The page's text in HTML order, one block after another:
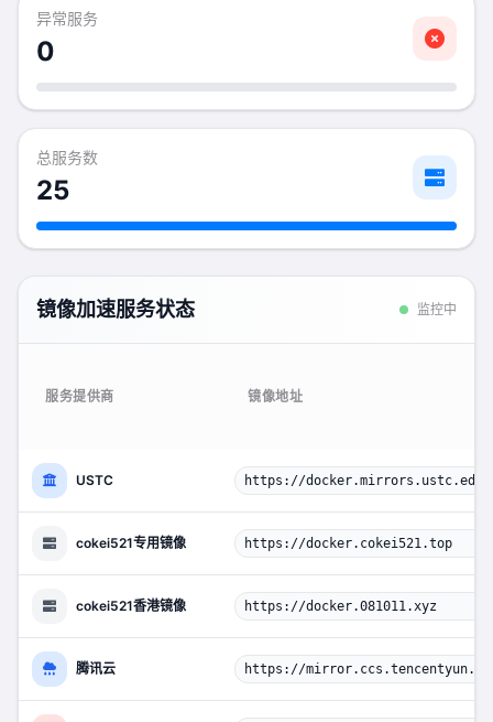
异常服务
0
总服务数
25
镜像加速服务状态 监控中
服务提供商 镜像地址
USTC https://
cokei521专用镜像 https://docker.cokei521.top
cokei521香港镜像 https://docker.081011.xyz
腾讯云 https://